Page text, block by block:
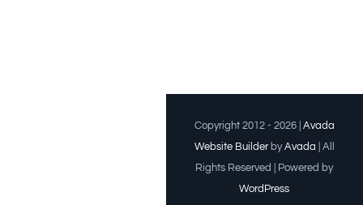
Copyright 2012 - 2026 | Avada
Website BuilderbyAvada | All
Rights Reserved | Powered by
WordPress